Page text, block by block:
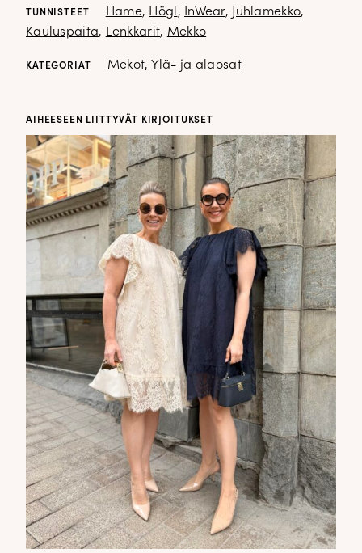
TUNNISTEET Hame, Högl, InWear, Juhlamekko,
Kauluspaita, Lenkkarit, Mekko
KATEGORIAT Mekot, Ylä- ja alaosat
AIHEESEEN LIITTYVÄT KIRJOITUKSET